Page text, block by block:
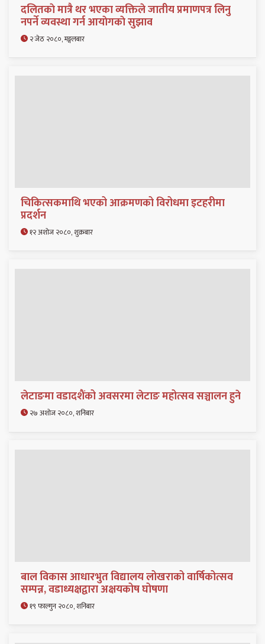
दलितकाे मात्रै थर भएका व्यक्तिले जातीय प्रमाणपत्र लिनु
नपर्ने व्यवस्था गर्न आयाेगकाे सुझाव
२ जेठ २०८०, मङ्गलबार
चिकित्सकमाथि भएको आक्रमणको विरोधमा इटहरीमा
प्रदर्शन
१२ अशोज २०८०, शुक्रबार
लेटाङमा वडादशैंको अवसरमा लेटाङ महोत्सव सञ्चालन हुने
२७ अशोज २०८०, शनिबार
बाल विकास आधारभुत विद्यालय लोखराको वार्षिकोत्सव
सम्पन्न, वडाध्यक्षद्वारा अक्षयकोष घोषणा
१९ फाल्गुन २०८०, शनिबार